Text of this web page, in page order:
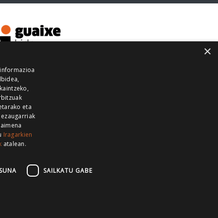
GUKA
GUKA ZUMAIA GUKA
×
eta
Iragarkien
atalean.
SAILKATU GABE